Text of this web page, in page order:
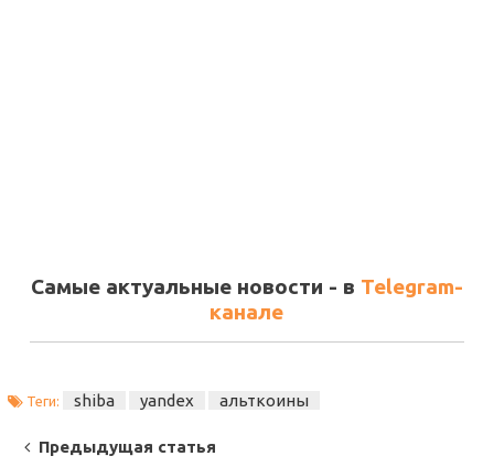
Самые актуальные новости - в Telegram-
канале
Теги: shiba yandex альткоины
Post
Предыдущая статья